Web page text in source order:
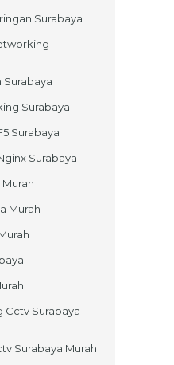
Surabaya
Surabaya
Surabaya
Surabaya
Surabaya
Murah
Cctv Surabaya
Surabaya Murah